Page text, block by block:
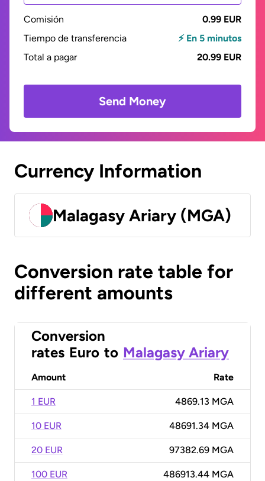
Comisión
0.99 EUR
Tiempo de transferencia
⚡ En 5 minutos
Total a pagar
20.99 EUR
Send Money
Currency Information
Malagasy Ariary (MGA)
Conversion rate table for
different amounts
Conversion
rates Euro to Malagasy Ariary
Amount Rate
1 EUR 4869.13 MGA
10 EUR 48691.34 MGA
20 EUR 97382.69 MGA
100 EUR 486913.44 MGA